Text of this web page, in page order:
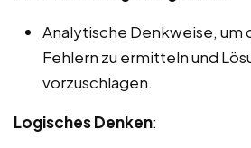
Analytische Denkweise, um
Fehlern zu ermitteln und
vorzuschlagen.
Logisches Denken: